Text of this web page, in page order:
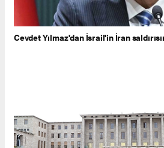
Cevdet Yılmaz'dan İsrail'in İran